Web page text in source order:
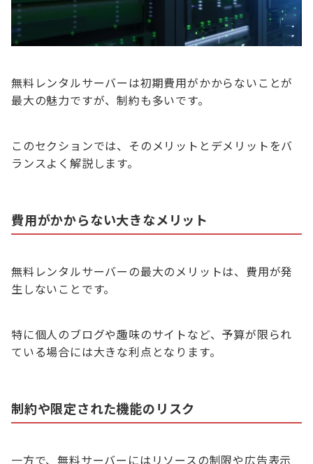
無料レンタルサーバーは初期費用がかからないことが
最大の魅力ですが、制約も多いです。
このセクションでは、そのメリットとデメリットをバ
ランスよく解説します。
費用がかからない大きなメリット
無料レンタルサーバーの最大のメリットは、費用が発
生しないことです。
特に個人のブログや趣味のサイトなど、予算が限られ
ている場合には大きな利点となります。
制約や限定された機能のリスク
一方で、無料サーバーにはリソースの制限や広告表示